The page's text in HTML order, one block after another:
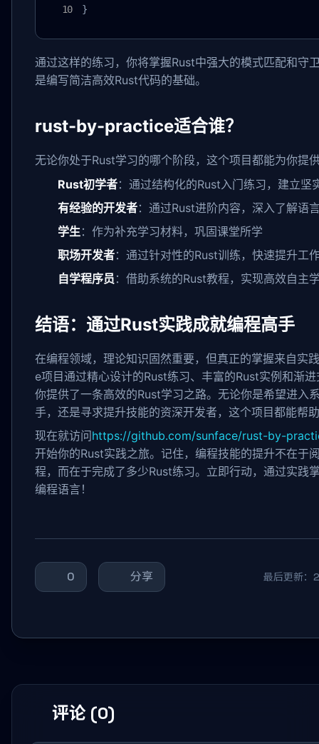
}
通过这样的练习，你将掌握Rust中强大的模式匹配和守
是编写简洁高效Rust代码的基础。
rust-by-practice适合谁？
无论你处于Rust学习的哪个阶段，这个项目都能为你提
Rust初学者：通过结构化的Rust入门练习，建立坚
有经验的开发者：通过Rust进阶内容，深入了解语
学生：作为补充学习材料，巩固课堂所学
职场开发者：通过针对性的Rust训练，快速提升工
自学程序员 ：借助系统的Rust教程，实现高效自主
结语：通过Rust实践成就编程高手
在编程领域，理论知识固然重要，但真正的掌握来自
e项目通过精心设计的Rust练习、丰富的Rust实例和渐
你提供了一条高效的Rust学习之路。无论你是希望进入
手，还是寻求提升技能的资深开发者，这个项目都能帮
现在就访问https://github.com/sunface/rust-by-
开始你的Rust实践之旅。记住，编程技能的提升不在于
程，而在于完成了多少Rust练习。立即行动，通过实践
编程语言！
0 分享 最后更新
评论 (0)